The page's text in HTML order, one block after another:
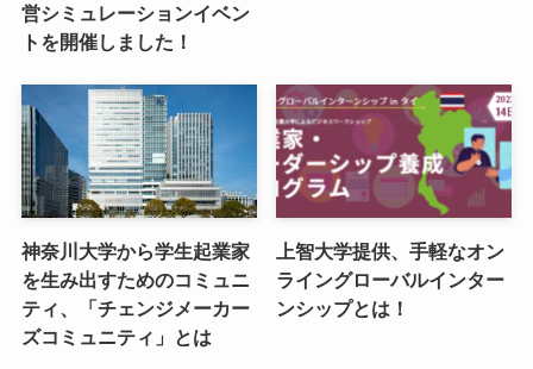
営シミュレーションイベン
トを開催しました！
神奈川大学から学生起業家
を生み出すためのコミュニ
ティ、「チェンジメーカー
ズコミュニティ」とは
上智大学提供、手軽なオン
ライングローバルインター
ンシップとは！